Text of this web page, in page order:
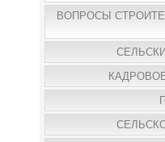
ВОПРОСЫ